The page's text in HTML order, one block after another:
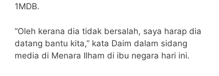
1MDB.
“Oleh kerana dia tidak bersalah, saya harap dia
datang bantu kita,” kata Daim dalam sidang
media di Menara Ilham di ibu negara hari ini.